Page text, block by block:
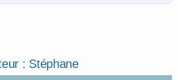
: Stéphane